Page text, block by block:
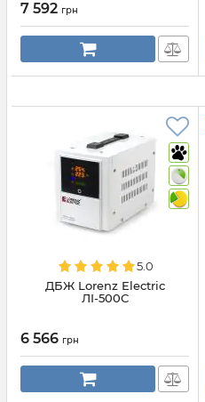
7 592 грн
5.0
ДБЖ Lorenz Electric
ЛІ-500С
6 566 грн